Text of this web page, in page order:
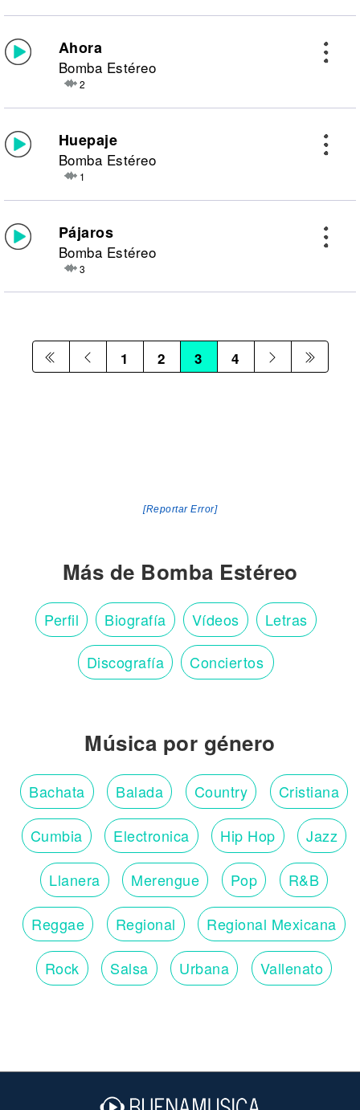
Ahora
Bomba Estéreo
2
Huepaje
Bomba Estéreo
1
Pájaros
Bomba Estéreo
3
1 2 3 4
[Reportar Error]
Más de Bomba Estéreo
Perfil Biografía Vídeos Letras
Discografía Conciertos
Música por género
Bachata Balada Country Cristiana
Cumbia Electronica Hip Hop Jazz
Llanera Merengue Pop R&B
Reggae Regional Regional Mexicana
Rock Salsa Urbana Vallenato